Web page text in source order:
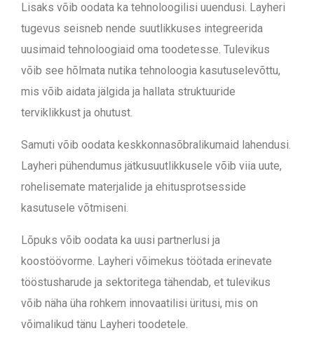
Lisaks võib oodata ka tehnoloogilisi uuendusi. Layheri
tugevus seisneb nende suutlikkuses integreerida
uusimaid tehnoloogiaid oma toodetesse. Tulevikus
võib see hõlmata nutika tehnoloogia kasutuselevõttu,
mis võib aidata jälgida ja hallata struktuuride
terviklikkust ja ohutust.
Samuti võib oodata keskkonnasõbralikumaid lahendusi.
Layheri pühendumus jätkusuutlikkusele võib viia uute,
rohelisemate materjalide ja ehitusprotsesside
kasutusele võtmiseni.
Lõpuks võib oodata ka uusi partnerlusi ja
koostöövorme. Layheri võimekus töötada erinevate
tööstusharude ja sektoritega tähendab, et tulevikus
võib näha üha rohkem innovaatilisi üritusi, mis on
võimalikud tänu Layheri toodetele.